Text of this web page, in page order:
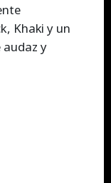
Khaki y un
y